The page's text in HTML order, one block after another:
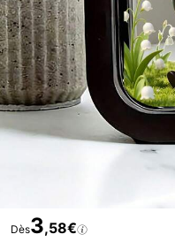
Dès3,58€